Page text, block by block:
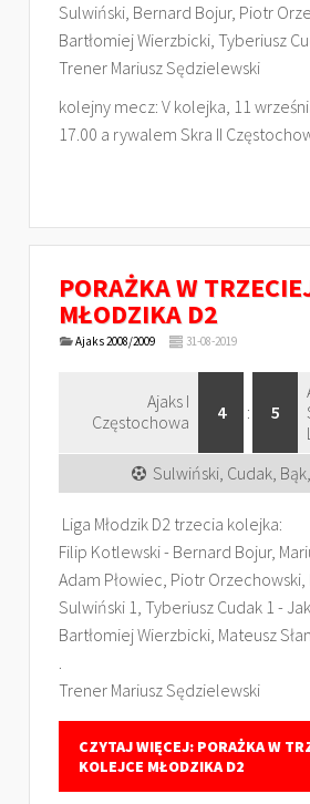
Sulwiński, Bernard Bojur, Piotr
Bartłomiej Wierzbicki, Tyberiusz
Trener Mariusz Sędzielewski
kolejny mecz: V kolejka, 11
17.00 a rywalem Skra II
PORAŻKA W
MŁODZIKA D2
Ajaks 2008/2009 31-08-2019
Ajaks I
Częstochowa
4 : 5
Sulwiński, Cudak, Bąk,
Liga Młodzik D2 trzecia kolejka:
Filip Kotlewski - Bernard Bojur,
Adam Płowiec, Piotr
Sulwiński 1, Tyberiusz Cudak 1 -
Bartłomiej Wierzbicki, Mateusz
Trener Mariusz Sędzielewski
CZYTAJ WIĘCEJ: PORAŻKA W
KOLEJCE MŁODZIKA D2